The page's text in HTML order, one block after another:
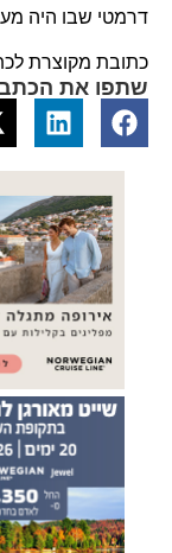
דרמטי שבו היה
כתובת מקוצרת
שתפו את